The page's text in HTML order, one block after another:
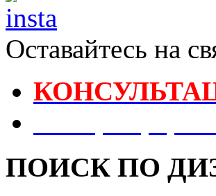
Оставайтесь на
ПОИСК ПО